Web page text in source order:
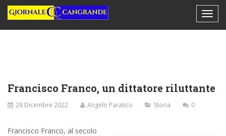
Francisco Franco, un dittatore riluttante
28 Dicembre 2022 Angelo Paratico Storia 0
Francisco Franco, al secolo